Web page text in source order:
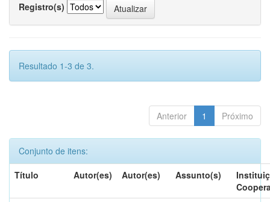
Registro(s)
Resultado 1-3 de 3.
Anterior 1 Próximo
Conjunto de itens:
Título
Autor(es) Autor(es) Assunto(s)